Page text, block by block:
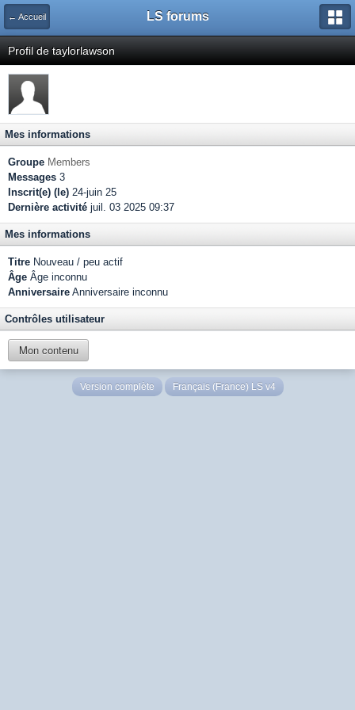
← Accueil LS forums
Profil de taylorlawson
Mes informations
Groupe Members
Messages 3
Inscrit(e) (le) 24-juin 25
Dernière activité juil. 03 2025 09:37
Mes informations
Titre Nouveau / peu actif
Âge Âge inconnu
Anniversaire Anniversaire inconnu
Contrôles utilisateur
Mon contenu
Version complète Français (France) LS v4